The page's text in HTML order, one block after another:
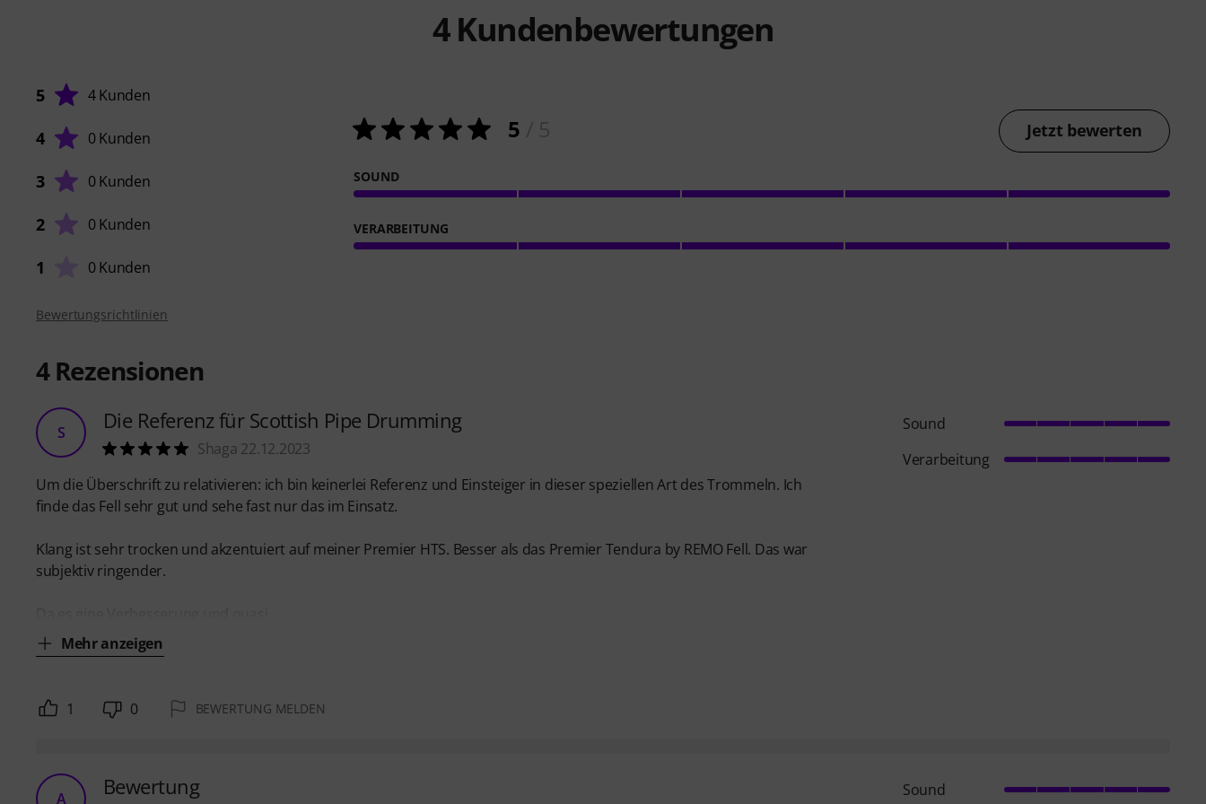
4Kundenbewertungen
5 4 Kunden
4 0 Kunden
3 0 Kunden
2 0 Kunden
1 0 Kunden
5 Jetzt bewerten
SOUND
VERARBEITUNG
Bewertungsrichtlinien
4Rezensionen
S Die Referenz für Scottish Pipe Drumming
Shaga 22.12.2023
Um die Überschrift zu relativieren: ich bin keinerlei Referenz und Einsteiger in dieser speziellen Art des Trommeln. Ich
finde das Fell sehr gut und sehe fast nur das im Einsatz.
Klang ist sehr trocken und akzentuiert auf meiner Premier HTS. Besser als das Premier Tendura by REMO Fell. Das war
subjektiv ringender.
Mehr anzeigen
Sound
Verarbeitung
1 0 BEWERTUNG MELDEN
A Bewertung Sound